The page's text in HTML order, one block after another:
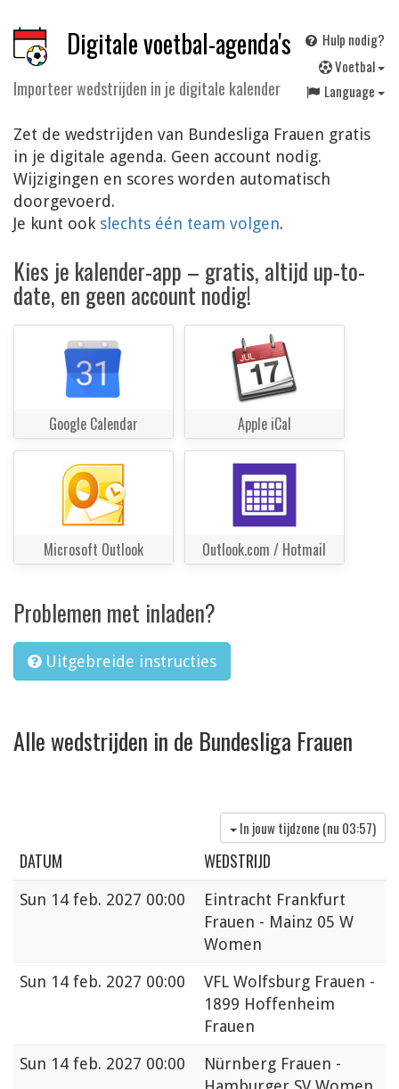
Digitale voetbal-agenda's
Importeer wedstrijden in je digitale kalender
Hulp nodig?
Voetbal
Language
Zet de wedstrijden van Bundesliga Frauen gratis
in je digitale agenda. Geen account nodig.
Wijzigingen en scores worden automatisch
doorgevoerd.
Je kunt ook slechts één team volgen.
Kies je kalender-app – gratis, altijd up-to-
date, en geen account nodig!
Google Calendar Apple iCal
Microsoft Outlook Outlook.com / Hotmail
Problemen met inladen?
Uitgebreide instructies
Alle wedstrijden in de Bundesliga Frauen
In jouw tijdzone (nu 03:57)
DATUM WEDSTRIJD
Sun 14 feb. 2027 00:00
Eintracht Frankfurt
Frauen - Mainz 05 W
Women
Sun 14 feb. 2027 00:00
VFL Wolfsburg Frauen -
1899 Hoffenheim
Frauen
Sun 14 feb. 2027 00:00
Nürnberg Frauen -